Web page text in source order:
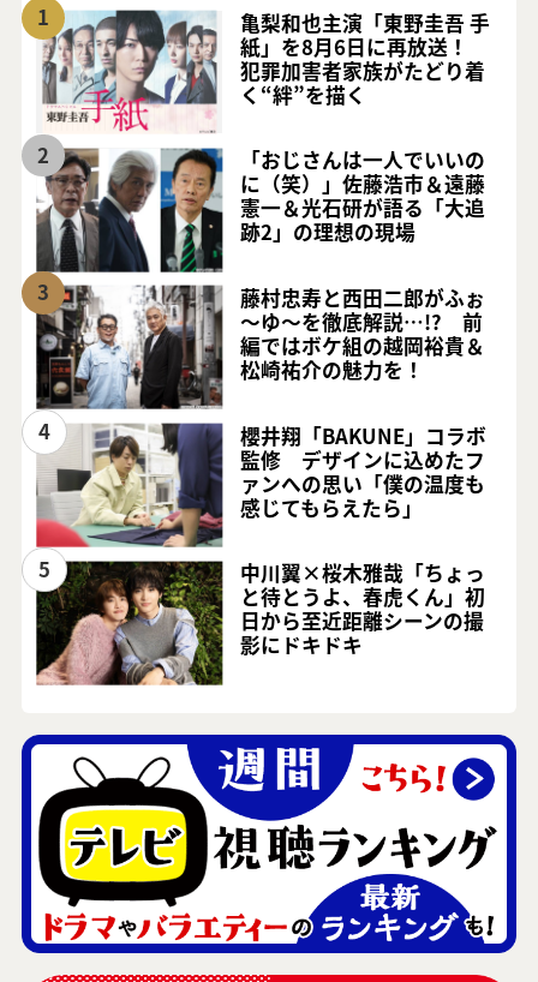
1
亀梨和也主演「東野圭吾 手
紙」を8月6日に再放送！
犯罪加害者家族がたどり着
く“絆”を描く
2
「おじさんは一人でいいの
に（笑）」佐藤浩市＆遠藤
憲一＆光石研が語る「大追
跡2」の理想の現場
3
藤村忠寿と西田二郎がふぉ
～ゆ～を徹底解説…!? 前
編ではボケ組の越岡裕貴＆
松崎祐介の魅力を！
4
櫻井翔「BAKUNE」コラボ
監修 デザインに込めたフ
ァンへの思い「僕の温度も
感じてもらえたら」
5
中川翼×桜木雅哉「ちょっ
と待とうよ、春虎くん」初
日から至近距離シーンの撮
影にドキドキ